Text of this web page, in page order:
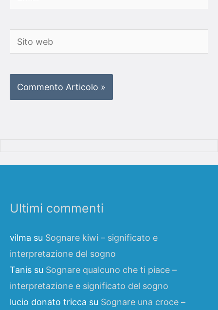
Sito
web
Ultimi commenti
vilma su Sognare kiwi – significato e
interpretazione del sogno
Tanis su Sognare qualcuno che ti piace –
interpretazione e significato del sogno
lucio donato tricca su Sognare una croce –